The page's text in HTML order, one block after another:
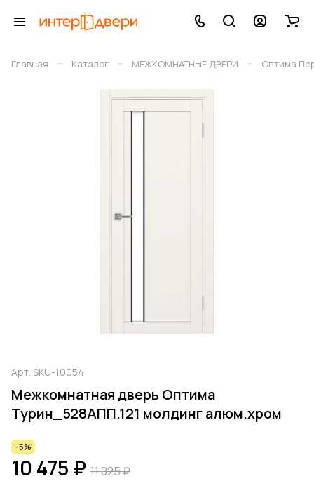
Главная – Каталог – МЕЖКОМНАТНЫЕ ДВЕРИ – Оптима
Арт. SKU-10054
Межкомнатная дверь Оптима
Турин_528AПП.121 молдинг алюм.хром
-5%
10 475 ₽ 11 025 ₽